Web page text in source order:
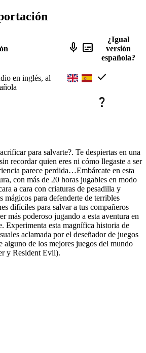
mic subtitles
¿Igual
versión
española?
en inglés, al
check
question_mark
para salvarte?. Te despiertas en una
recordar quien eres ni cómo llegaste a ser
parece perdida…Embárcate en esta
con más de 20 horas jugables en modo
a cara con criaturas de pesadilla y
mágicos para defenderte de terribles
difíciles para salvar a tus compañeros
más poderoso jugando a esta aventura en
Experimenta esta magnífica historia de
aclamada por el deseñador de juegos
de los mejores juegos del mundo
y Resident Evil).